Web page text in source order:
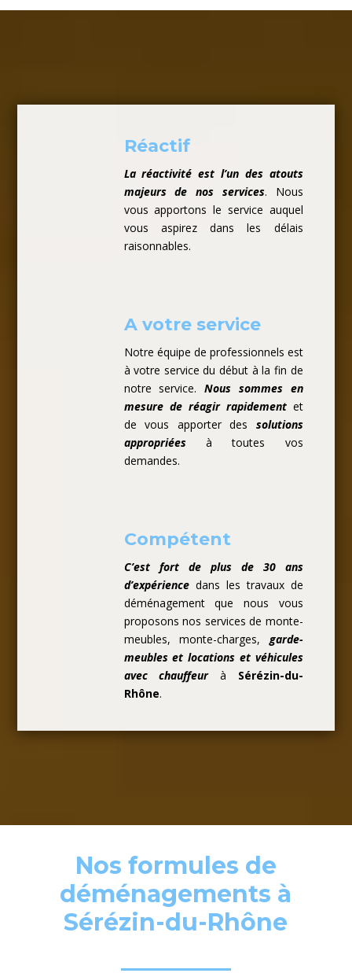
Réactif
La réactivité est l’un des atouts
majeurs de nos services. Nous
vous apportons le service auquel
vous aspirez dans les délais
raisonnables.
A votre service
Notre équipe de professionnels est
à votre service du début à la fin de
notre service. Nous sommes en
mesure de réagir rapidementet
de vous apporter des solutions
appropriéesà toutes vos
demandes.
Compétent
C’est fort de plus de 30 ans
d’expériencedans les travaux de
déménagement que nous vous
proposons nos services de monte-
meubles, monte-charges,garde-
meubles et locations et véhicules
avec chauffeurà Sérézin-du-
Rhône.
Nos formules de
déménagements à
Sérézin-du-Rhône